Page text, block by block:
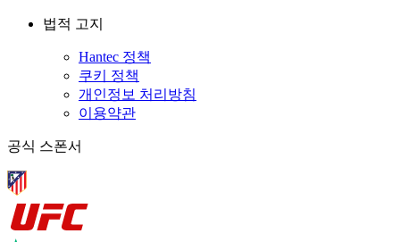
법적 고지
Hantec 정책
쿠키 정책
개인정보 처리방침
이용약관
공식 스폰서